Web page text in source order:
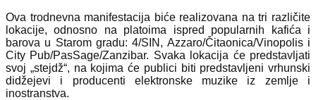
Ova trodnevna manifestacija biće realizovana na tri različite
lokacije, odnosno na platoima ispred popularnih kafića i
barova u Starom gradu: 4/SIN, Azzaro/Čitaonica/Vinopolis i
City Pub/PasSage/Zanzibar. Svaka lokacija će predstavljati
svoj „stejdž“, na kojima će publici biti predstavljeni vrhunski
didžejevi i producenti elektronske muzike iz zemlje i
inostranstva.